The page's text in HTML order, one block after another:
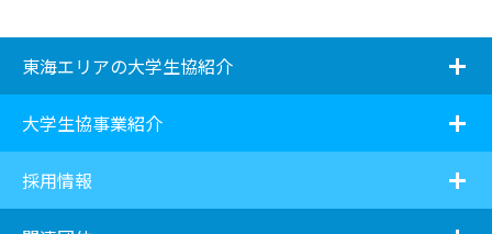
東海エリアの大学生協紹介
大学生協事業紹介
採用情報